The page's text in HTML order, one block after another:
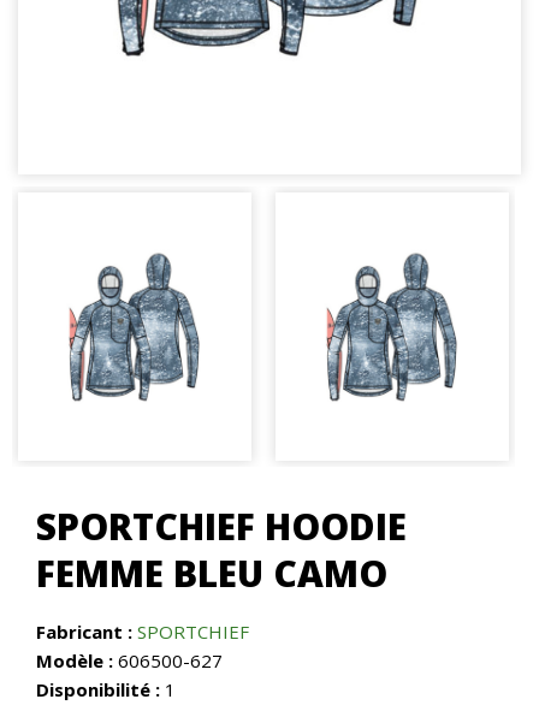
SPORTCHIEF HOODIE
FEMME BLEU CAMO
Fabricant : SPORTCHIEF
Modèle : 606500-627
Disponibilité : 1